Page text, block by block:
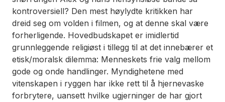
kontroversiell? Den mest høylydte kritikken har
dreid seg om volden i filmen, og at denne skal være
forherligende. Hovedbudskapet er imidlertid
grunnleggende religiøst i tillegg til at det innebærer et
etisk/moralsk dilemma: Menneskets frie valg mellom
gode og onde handlinger. Myndighetene med
vitenskapen i ryggen har ikke rett til å hjernevaske
forbrytere, uansett hvilke ugjerninger de har gjort